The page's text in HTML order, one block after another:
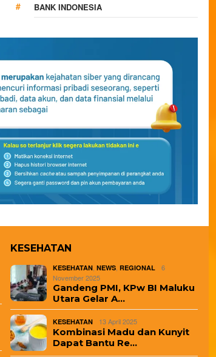
BANK INDONESIA
KESEHATAN
KESEHATAN,NEWS,REGIONAL
6
November 2025
Gandeng PMI, KPw BI Maluku
Utara Gelar A…
KESEHATAN 13 April 2025
Kombinasi Madu dan Kunyit
Dapat Bantu Re…